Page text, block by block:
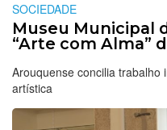
SOCIEDADE
Museu Municipal
“Arte com Alma”
Arouquense concilia trabalho
artística